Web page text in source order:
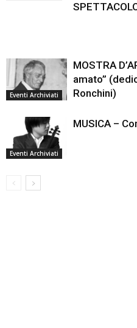
Eventi Archiviati
MOSTRA
amato”
Ronchini)
Eventi Archiviati
MUSICA –